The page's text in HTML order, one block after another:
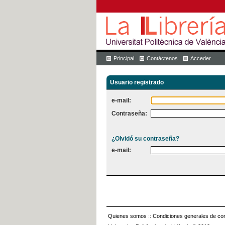
Principal Contáctenos Acceder
Usuario registrado
e-mail:
Contraseña:
¿Olvidó su contraseña?
e-mail:
Quienes somos :: Condiciones generales de